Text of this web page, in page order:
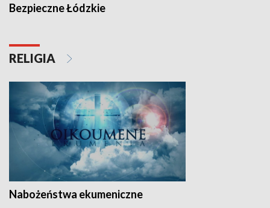
Bezpieczne Łódzkie
RELIGIA
Nabożeństwa ekumeniczne